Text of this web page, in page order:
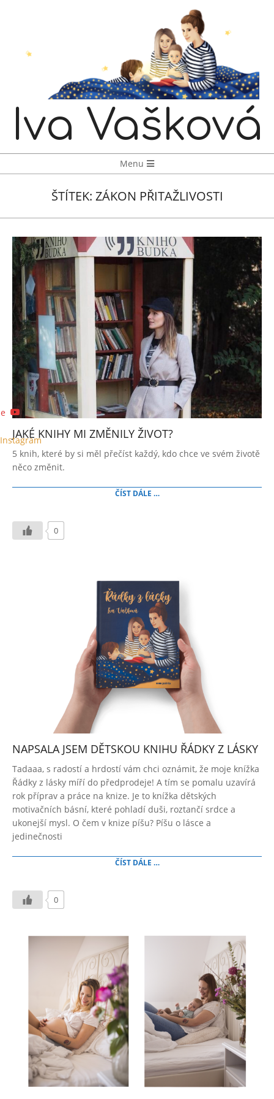
Iva Vašková
Menu
Menu
ŠTÍTEK: ZÁKON PŘITAŽLIVOSTI
JAKÉ KNIHY MI ZMĚNILY ŽIVOT?
2021-
01-
07
5 knih, které by si měl přečíst každý, kdo chce ve svém životě
něco změnit.
ČÍST DÁLE …
0
NAPSALA JSEM DĚTSKOU KNIHU ŘÁDKY Z LÁSKY
10-
05
Tadaaa, s radostí a hrdostí vám chci oznámit, že moje knížka
Řádky z lásky míří do předprodeje! A tím se pomalu uzavírá
rok příprav a práce na knize. Je to knížka dětských
motivačních básní, které pohladí duši, roztančí srdce a
ukonejší mysl. O čem v knize píšu? Píšu o lásce a
jedinečnosti
ČÍST DÁLE …
0
Instagram